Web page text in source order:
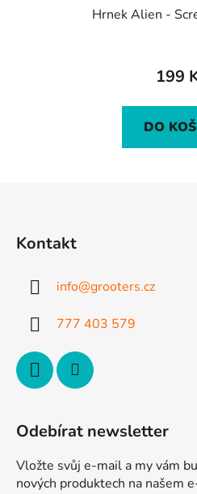
Hrnek Alien -
199
DO
Kontakt
info@grooters.cz
777 403 579
Odebírat newsletter
Vložte svůj e-mail a my vám
nových produktech na našem